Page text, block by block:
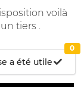
voilà
tiers .
a été utile
0